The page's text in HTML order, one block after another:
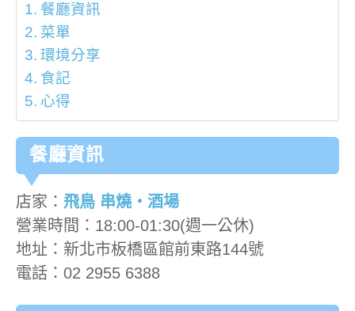
餐廳資訊
菜單
環境分享
食記
心得
餐廳資訊
店家： 飛鳥 串燒‧酒場
營業時間：18:00-01:30(週一公休)
地址：新北市板橋區館前東路144號
電話：02 2955 6388